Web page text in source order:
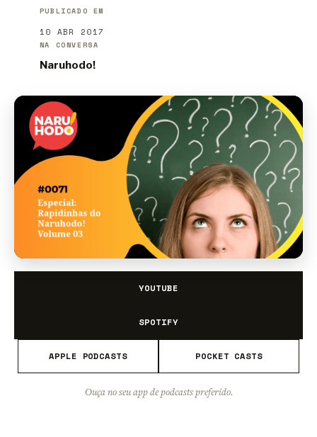
PUBLICADO EM
10 ABR 2017
NA CONVERSA
Naruhodo!
YOUTUBE
SPOTIFY
APPLE PODCASTS POCKET CASTS
Ouça no seu app de podcasts preferido.